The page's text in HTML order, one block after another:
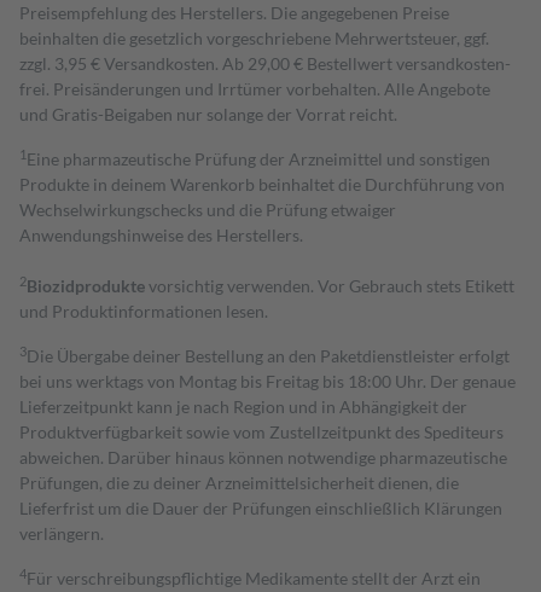
Preisempfehlung des Herstellers. Die angegebenen Preise
beinhalten die gesetzlich vorgeschriebene Mehrwertsteuer, ggf.
zzgl. 3,95 € Versandkosten. Ab 29,00 € Bestell­wert versand­kosten­
frei. Preisänderungen und Irrtümer vorbehalten. Alle Angebote
und Gratis-Beigaben nur solange der Vorrat reicht.
1 Eine pharmazeutische Prüfung der Arzneimittel und sonstigen
Produkte in deinem Warenkorb beinhaltet die Durchführung von
Wechselwirkungschecks und die Prüfung etwaiger
Anwendungshinweise des Herstellers.
2Biozidproduktevorsichtig verwenden. Vor Gebrauch stets Etikett
und Produktinformationen lesen.
3Die Übergabe deiner Bestellung an den Paketdienstleister erfolgt
bei uns werktags von Montag bis Freitag bis 18:00 Uhr. Der genaue
Lieferzeitpunkt kann je nach Region und in Abhängigkeit der
Produktverfügbarkeit sowie vom Zustellzeitpunkt des Spediteurs
abweichen. Darüber hinaus können notwendige pharmazeutische
Prüfungen, die zu deiner Arzneimittelsicherheit dienen, die
Lieferfrist um die Dauer der Prüfungen einschließlich Klärungen
verlängern.
4Für verschreibungspflichtige Medikamente stellt der Arzt ein